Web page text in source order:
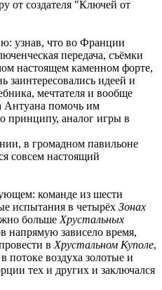
от создателя "Ключей от
узнав, что во Франции
передача, съёмки
настоящем каменном форте,
заинтересовались идеей и
мечтателя и вообще
Антуана помочь им
принципу, аналог игры в
в громадном павильоне
совсем настоящий
команде из шести
испытания в четырёх Зонах
больше Хрустальных
напрямую зависело время,
в Хрустальном Куполе,
потоке воздуха золотые и
тех и других и заключался